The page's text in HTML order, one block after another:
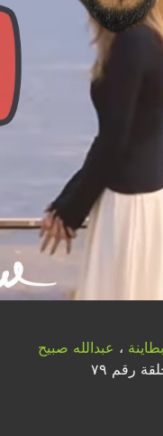
، عبدالله صبيح
رقم ٧٩